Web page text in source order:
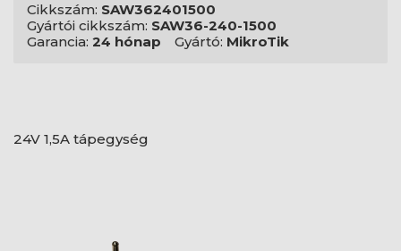
Cikkszám: SAW362401500
Gyártói cikkszám: SAW36-240-1500
Garancia: 24 hónap Gyártó: MikroTik
24V 1,5A tápegység